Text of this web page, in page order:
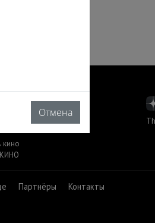
кино
Партнёры
Контакты
Отмена